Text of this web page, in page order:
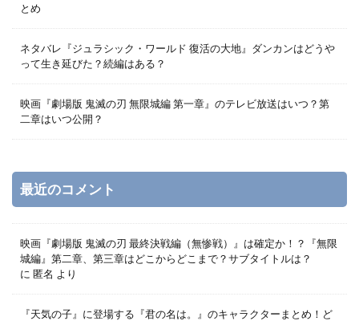
とめ
ネタバレ『ジュラシック・ワールド 復活の大地』ダンカンはどうや
って生き延びた？続編はある？
映画『劇場版 鬼滅の刃 無限城編 第一章』のテレビ放送はいつ？第
二章はいつ公開？
最近のコメント
映画『劇場版 鬼滅の刃 最終決戦編（無惨戦）』は確定か！？『無限
城編』第二章、第三章はどこからどこまで？サブタイトルは？
に 匿名 より
『天気の子』に登場する『君の名は。』のキャラクターまとめ！ど